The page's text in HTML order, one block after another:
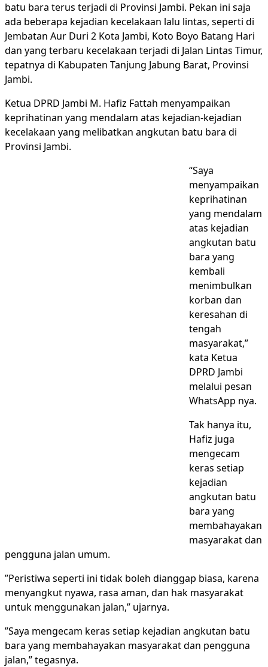
batu bara terus terjadi di Provinsi Jambi. Pekan ini saja
ada beberapa kejadian kecelakaan lalu lintas, seperti di
Jembatan Aur Duri 2 Kota Jambi, Koto Boyo Batang Hari
dan yang terbaru kecelakaan terjadi di Jalan Lintas Timur,
tepatnya di Kabupaten Tanjung Jabung Barat, Provinsi
Jambi.
‎Ketua DPRD Jambi M. Hafiz Fattah menyampaikan
keprihatinan yang mendalam atas kejadian-kejadian
kecelakaan yang melibatkan angkutan batu bara di
Provinsi Jambi.
‎“Saya
menyampaikan
keprihatinan
yang mendalam
atas kejadian
angkutan batu
bara yang
kembali
menimbulkan
korban dan
keresahan di
tengah
masyarakat,”
kata Ketua
DPRD Jambi
melalui pesan
WhatsApp nya.
‎Tak hanya itu,
Hafiz juga
mengecam
keras setiap
kejadian
angkutan batu
bara yang
membahayakan
masyarakat dan
pengguna jalan umum.
‎”Peristiwa seperti ini tidak boleh dianggap biasa, karena
menyangkut nyawa, rasa aman, dan hak masyarakat
untuk menggunakan jalan,” ujarnya.
‎”Saya mengecam keras setiap kejadian angkutan batu
bara yang membahayakan masyarakat dan pengguna
jalan,” tegasnya.